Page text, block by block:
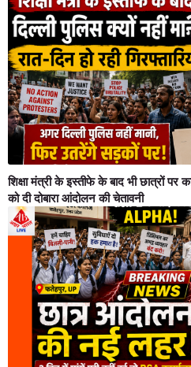
शिक्षा मंत्री के इस्तीफे के बाद भी छात्रों पर
को दी दोबारा आंदोलन की चेतावनी